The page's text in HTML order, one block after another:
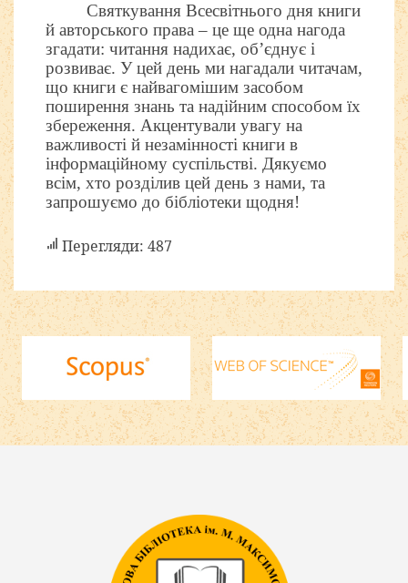
Святкування Всесвітнього дня книги
й авторського права – це ще одна нагода
згадати: читання надихає, об’єднує і
розвиває. У цей день ми нагадали читачам,
що книги є найвагомішим засобом
поширення знань та надійним способом їх
збереження. Акцентували увагу на
важливості й незамінності книги в
інформаційному суспільстві. Дякуємо
всім, хто розділив цей день з нами, та
запрошуємо до бібліотеки щодня!
Перегляди: 487